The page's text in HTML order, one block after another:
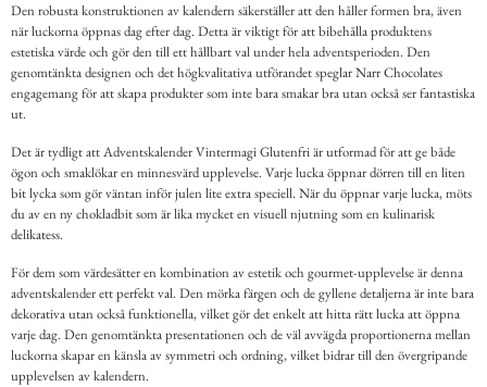
Den robusta konstruktionen av kalendern säkerställer att den håller formen bra, även
när luckorna öppnas dag efter dag. Detta är viktigt för att bibehålla produktens
estetiska värde och gör den till ett hållbart val under hela adventsperioden. Den
genomtänkta designen och det högkvalitativa utförandet speglar Narr Chocolates
engagemang för att skapa produkter som inte bara smakar bra utan också ser fantastiska
ut.
Det är tydligt att Adventskalender Vintermagi Glutenfri är utformad för att ge både
ögon och smaklökar en minnesvärd upplevelse. Varje lucka öppnar dörren till en liten
bit lycka som gör väntan inför julen lite extra speciell. När du öppnar varje lucka, möts
du av en ny chokladbit som är lika mycket en visuell njutning som en kulinarisk
delikatess.
För dem som värdesätter en kombination av estetik och gourmet-upplevelse är denna
adventskalender ett perfekt val. Den mörka färgen och de gyllene detaljerna är inte bara
dekorativa utan också funktionella, vilket gör det enkelt att hitta rätt lucka att öppna
varje dag. Den genomtänkta presentationen och de väl avvägda proportionerna mellan
luckorna skapar en känsla av symmetri och ordning, vilket bidrar till den övergripande
upplevelsen av kalendern.